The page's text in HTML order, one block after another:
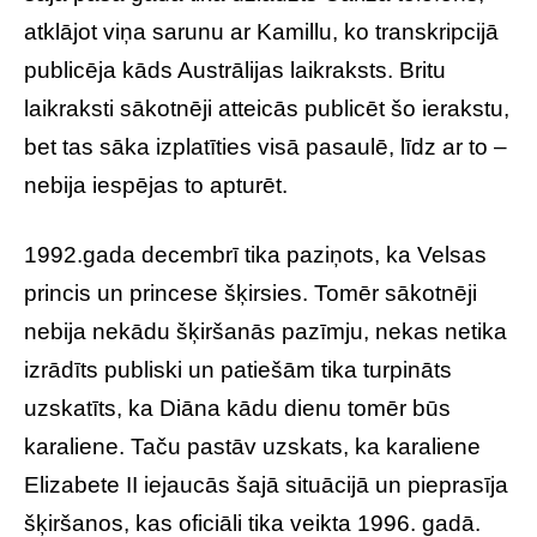
atklājot viņa sarunu ar Kamillu, ko transkripcijā
publicēja kāds Austrālijas laikraksts. Britu
laikraksti sākotnēji atteicās publicēt šo ierakstu,
bet tas sāka izplatīties visā pasaulē, līdz ar to –
nebija iespējas to apturēt.
1992.gada decembrī tika paziņots, ka Velsas
princis un princese šķirsies. Tomēr sākotnēji
nebija nekādu šķiršanās pazīmju, nekas netika
izrādīts publiski un patiešām tika turpināts
uzskatīts, ka Diāna kādu dienu tomēr būs
karaliene. Taču pastāv uzskats, ka karaliene
Elizabete II iejaucās šajā situācijā un pieprasīja
šķiršanos, kas oficiāli tika veikta 1996. gadā.